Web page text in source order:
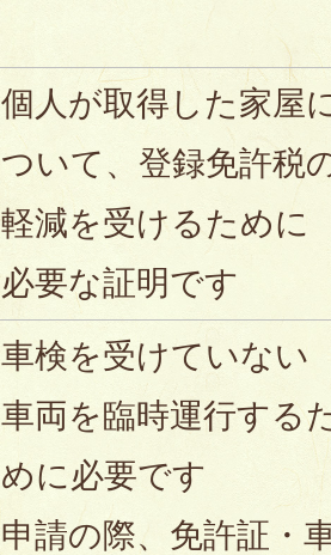
個人が取得した家屋
ついて、登録免許税
軽減を受けるために
必要な証明です
車検を受けていない
車両を臨時運行する
めに必要です
申請の際、免許証・